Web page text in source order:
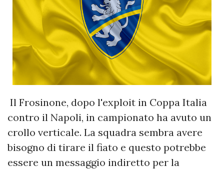
Il Frosinone, dopo l'exploit in Coppa Italia
contro il Napoli, in campionato ha avuto un
crollo verticale. La squadra sembra avere
bisogno di tirare il fiato e questo potrebbe
essere un messaggio indiretto per la